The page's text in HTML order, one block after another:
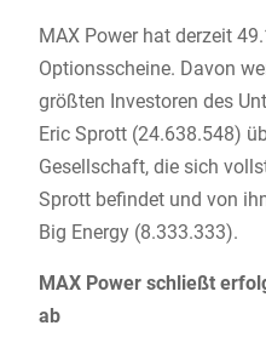
MAX Power hat derzeit
Optionsscheine. Davon
größten Investoren des
Eric Sprott (24.638.548)
Gesellschaft, die sich
Sprott befindet und von
Big Energy (8.333.333).
MAX Power schließt
ab